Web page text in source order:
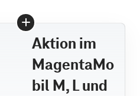
Aktion im
MagentaMo
bil M, L und